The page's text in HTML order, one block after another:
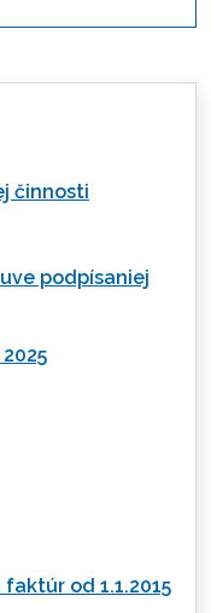
činnosti
podpísaniej
od 1.1.2015